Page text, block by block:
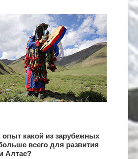
опыт какой из зарубежных
всего для развития
Алтае?